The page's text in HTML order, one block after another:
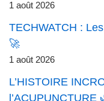
1 août 2026
TECHWATCH :
🚀
1 août 2026
L’HISTOIRE
l’ACUPUNCTURE